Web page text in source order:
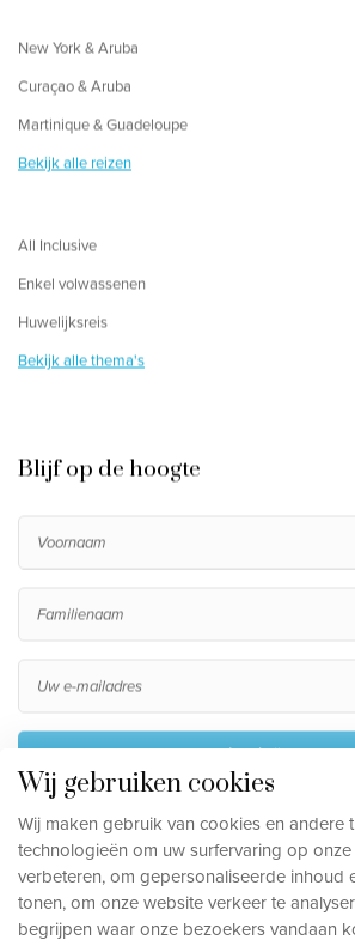
Wij gebruiken cookies
Wij maken gebruik van cookies en andere
technologieën om uw surfervaring op
verbeteren, om gepersonaliseerde inhoud
tonen, om onze website verkeer te
begrijpen waar onze bezoekers vandaan
New York & Aruba
Curaçao & Aruba
Martinique & Guadeloupe
Bekijk alle reizen
All Inclusive
Enkel volwassenen
Huwelijksreis
Bekijk alle thema's
Blijf op de hoogte
Inschrijven
Door me in te schrijven ga ik akkoord
van mijn persoonsgegevens, die
privacy disclaimer.